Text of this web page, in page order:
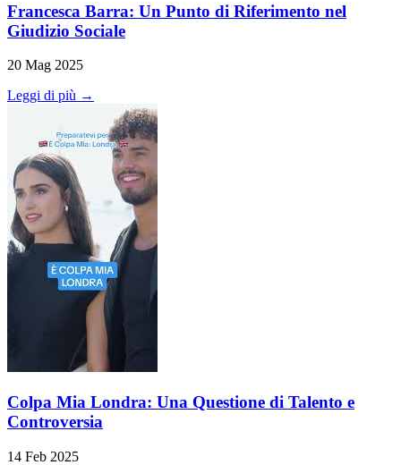
Francesca Barra: Un Punto di Riferimento nel
Giudizio Sociale
20 Mag 2025
Leggi di più →
Colpa Mia Londra: Una Questione di Talento e
Controversia
14 Feb 2025